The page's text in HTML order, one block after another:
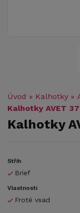
Úvod » Kalhotky »
Kalhotky AVET
Kalhotky
Střih
Brief
Vlastnosti
Froté vsad